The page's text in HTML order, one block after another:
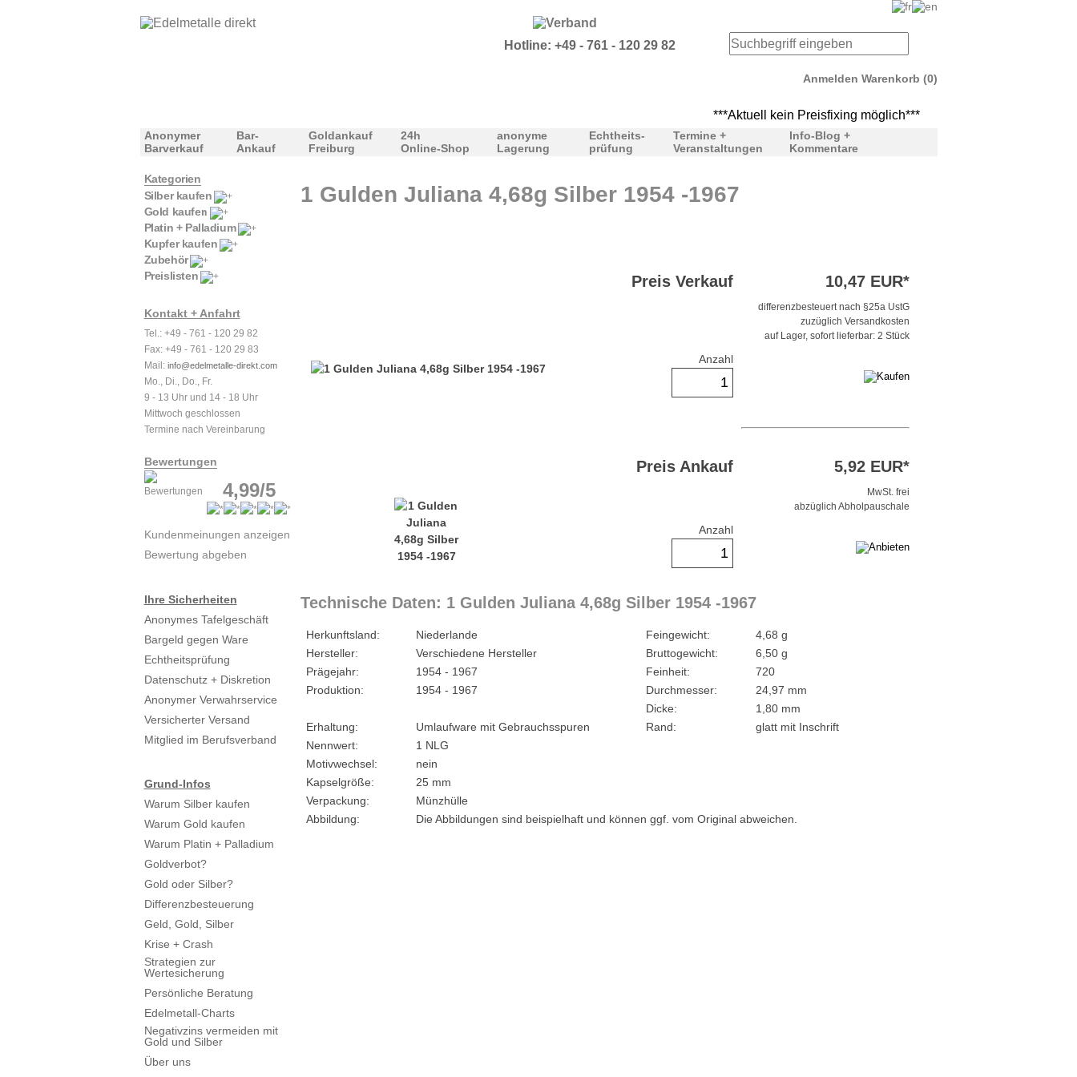
Hotline: +49 - 761 - 120 29 82
Anmelden Warenkorb (0)
***Aktuell kein Preisfixing möglich***
Anonymer
Barverkauf
Bar-
Ankauf
Goldankauf
Freiburg
24h
Online-Shop
anonyme
Lagerung
Echtheits-
prüfung
Termine +
Veranstaltungen
Info-Blog +
Kommentare
Kategorien
Silber kaufen
Gold kaufen
Platin + Palladium
Kupfer kaufen
Zubehör
Preislisten
Kontakt + Anfahrt
Tel.: +49 - 761 - 120 29 82
Fax: +49 - 761 - 120 29 83
Mail: info@edelmetalle-direkt.com
Mo., Di., Do., Fr.
9 - 13 Uhr und 14 - 18 Uhr
Mittwoch geschlossen
Termine nach Vereinbarung
Bewertungen
4,99/5
Kundenmeinungen anzeigen
Bewertung abgeben
Ihre Sicherheiten
Anonymes Tafelgeschäft
Bargeld gegen Ware
Echtheitsprüfung
Datenschutz + Diskretion
Anonymer Verwahrservice
Versicherter Versand
Mitglied im Berufsverband
Grund-Infos
Warum Silber kaufen
Warum Gold kaufen
Warum Platin + Palladium
Goldverbot?
Gold oder Silber?
Differenzbesteuerung
Geld, Gold, Silber
Krise + Crash
Strategien zur
Wertesicherung
Persönliche Beratung
Edelmetall-Charts
Negativzins vermeiden mit
Gold und Silber
Über uns
1 Gulden Juliana 4,68g Silber 1954 -1967
Preis Verkauf 10,47 EUR*
differenzbesteuert nach §25a UstG
zuzüglich Versandkosten
auf Lager, sofort lieferbar: 2 Stück
Anzahl
Preis Ankauf 5,92 EUR*
MwSt. frei
abzüglich Abholpauschale
Anzahl
Technische Daten: 1 Gulden Juliana 4,68g Silber 1954 -1967
Herkunftsland: Niederlande Feingewicht:
4,68 g
Hersteller:
Verschiedene Hersteller Bruttogewicht:
6,50 g
Prägejahr:
1954 - 1967 Feinheit:
720
Produktion:
1954 - 1967 Durchmesser:
24,97 mm
Dicke:
1,80 mm
Erhaltung:
Umlaufware mit Gebrauchsspuren Rand:
glatt mit Inschrift
Nennwert:
1 NLG
Motivwechsel:
nein
Kapselgröße:
25 mm
Verpackung:
Münzhülle
Abbildung:
Die Abbildungen sind beispielhaft und können ggf. vom Original abweichen.